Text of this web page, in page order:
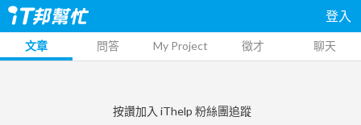
登入
文章 問答 My Project 徵才 聊天
按讚加入 iThelp 粉絲團追蹤